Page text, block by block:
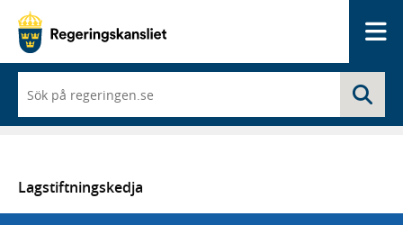
du
börjar
skriva
en
lista
med
Lagstiftningskedja